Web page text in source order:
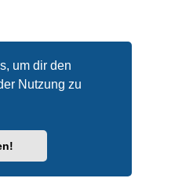
um dir den
Nutzung zu